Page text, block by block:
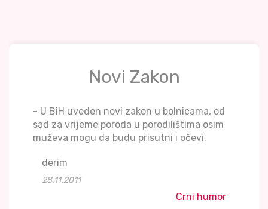
Novi Zakon
- U BiH uveden novi zakon u bolnicama, od
sad za vrijeme poroda u porodilištima osim
muževa mogu da budu prisutni i očevi.
derim
28.11.2011
Crni humor